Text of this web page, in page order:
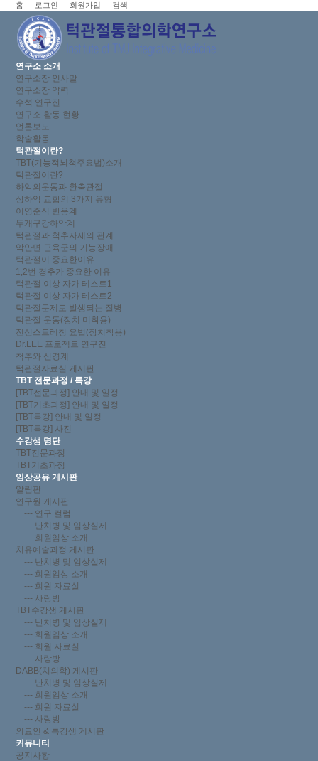
홈 로그인 회원가입 검색
연구소 소개
연구소장 인사말
연구소장 약력
수석 연구진
연구소 활동 현황
언론보도
학술활동
턱관절이란?
TBT(기능적뇌척주요법)소개
턱관절이란?
하악의운동과 환축관절
상하악 교합의 3가지 유형
이영준식 반응계
두개구강하악계
턱관절과 척추자세의 관계
악안면 근육군의 기능장애
턱관절이 중요한이유
1,2번 경추가 중요한 이유
턱관절 이상 자가 테스트1
턱관절 이상 자가 테스트2
턱관절문제로 발생되는 질병
턱관절 운동(장치 미착용)
전신스트레칭 요법(장치착용)
Dr.LEE 프로젝트 연구진
척추와 신경계
턱관절자료실 게시판
TBT 전문과정 / 특강
[TBT전문과정] 안내 및 일정
[TBT기초과정] 안내 및 일정
[TBT특강] 안내 및 일정
[TBT특강] 사진
수강생 명단
TBT전문과정
TBT기초과정
임상공유 게시판
알림판
연구원 게시판
--- 연구 컬럼
--- 난치병 및 임상실제
--- 회원임상 소개
치유예술과정 게시판
--- 난치병 및 임상실제
--- 회원임상 소개
--- 회원 자료실
--- 사랑방
TBT수강생 게시판
--- 난치병 및 임상실제
--- 회원임상 소개
--- 회원 자료실
--- 사랑방
DABB(치의학) 게시판
--- 난치병 및 임상실제
--- 회원임상 소개
--- 회원 자료실
--- 사랑방
의료인 & 특강생 게시판
커뮤니티
공지사항